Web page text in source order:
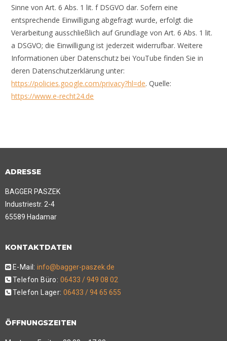
Sinne von Art. 6 Abs. 1 lit. f DSGVO dar. Sofern eine
entsprechende Einwilligung abgefragt wurde, erfolgt die
Verarbeitung ausschließlich auf Grundlage von Art. 6 Abs. 1 lit.
a DSGVO; die Einwilligung ist jederzeit widerrufbar. Weitere
Informationen über Datenschutz bei YouTube finden Sie in
deren Datenschutzerklärung unter:
https://policies.google.com/privacy?hl=de. Quelle:
https://www.e-recht24.de
ADRESSE
BAGGER PASZEK
Industriestr. 2-4
65589 Hadamar
KONTAKTDATEN
E-Mail:info@bagger-paszek.de
Telefon Büro: 06433 / 949 08 02
Telefon Lager: 06433 / 94 65 655
ÖFFNUNGSZEITEN